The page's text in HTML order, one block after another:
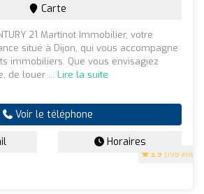
3.9 (198 avis)
Carte
21 Martinot Immobilier, votre
situé à Dijon, qui vous accompagne
immobiliers. Que vous envisagiez
de louer ... Lire la suite
Voir le téléphone
Horaires